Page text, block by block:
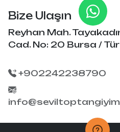
Bize Ulaşın
Reyhan Mah.
Cad. No: 20 Bursa /
+902242238790